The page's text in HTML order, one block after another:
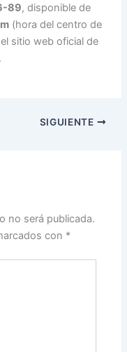
89, disponible de
(hora del centro de
sitio web oficial de
SIGUIENTE
no será publicada.
con *